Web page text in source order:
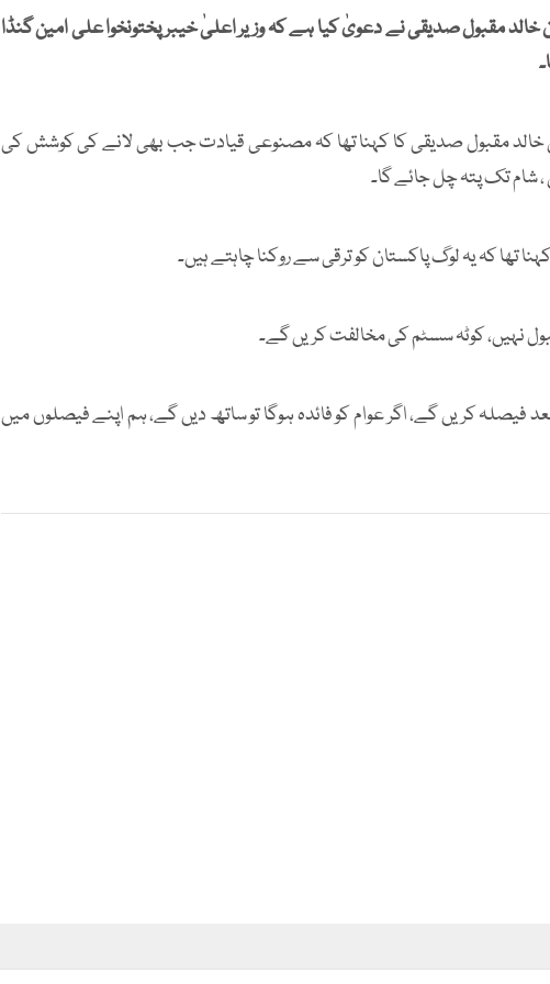
خالد مقبول صدیقی نے دعویٰ کیا ہے کہ وزیر اعلیٰ خیبر پختونخوا علی امین گنڈا
خالد مقبول صدیقی کا کہنا تھا کہ مصنوعی قیادت جب بھی لانے کی کوشش کی
شام تک پتہ چل جائے گا۔
تھا کہ یہ لوگ پاکستان کو ترقی سے روکنا چاہتے ہیں۔
نہیں، کوٹہ سسٹم کی مخالفت کریں گے۔
فیصلہ کریں گے، اگر عوام کو فائدہ ہوگا تو ساتھ دیں گے، ہم اپنے فیصلوں میں